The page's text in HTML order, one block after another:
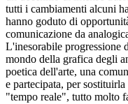
tutti i cambiamenti alcuni
hanno goduto di
comunicazione da
L'inesorabile progressione
mondo della grafica degli
poetica dell'arte, una
e partecipata, per
"tempo reale", tutto molto